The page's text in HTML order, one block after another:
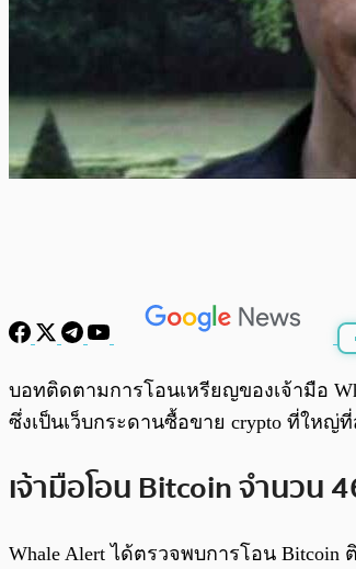
บอทติดตามการโอนเหรียญของเจ้ามือ
ซึ่งเป็นเว็บกระดานซื้อขาย crypto ที่ใหญ่
เจ้ามือโอน Bitcoin จำนวน
Whale Alert ได้ตรวจพบการโอน